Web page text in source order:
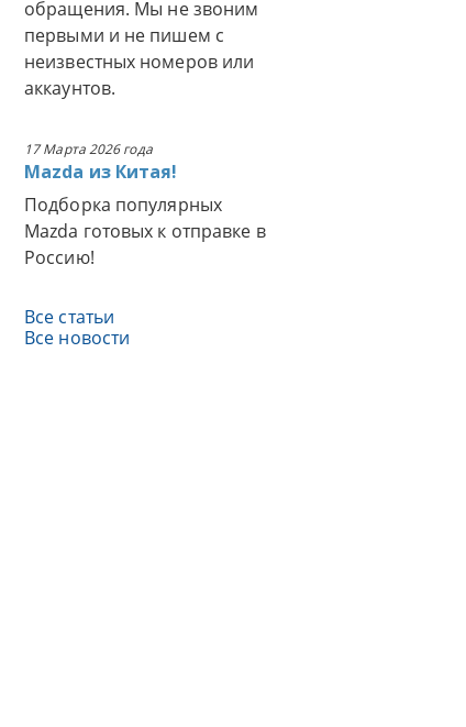
обращения. Мы не звоним
первыми и не пишем с
неизвестных номеров или
аккаунтов.
17 Марта 2026 года
Mazda из Китая!
Подборка популярных
Mazda готовых к отправке в
Россию!
Все статьи
Все новости